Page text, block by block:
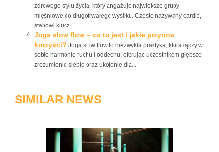
zdrowego stylu życia, który angażuje największe grupy
mięśniowe do długotrwałego wysiłku. Często nazywany cardio,
stanowi klucz...
Joga slow flow – co to jest i jakie przynosi
korzyści? Joga slow flow to niezwykła praktyka, która łączy w
sobie harmonię ruchu i oddechu, oferując uczestnikom głębsze
zrozumienie siebie oraz ukojenie dla...
SIMILAR NEWS